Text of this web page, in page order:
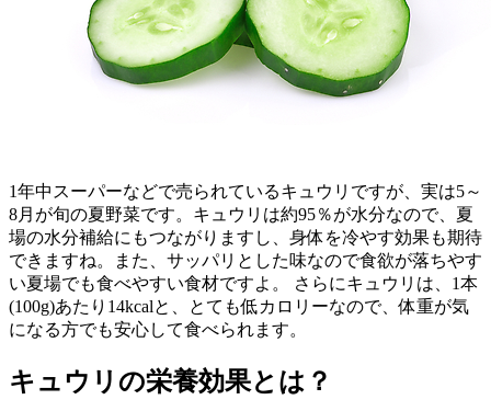
1年中スーパーなどで売られているキュウリですが、実は5～
8月が旬の夏野菜です。キュウリは約95％が水分なので、夏
場の水分補給にもつながりますし、身体を冷やす効果も期待
できますね。また、サッパリとした味なので食欲が落ちやす
い夏場でも食べやすい食材ですよ。 さらにキュウリは、1本
(100g)あたり14kcalと、とても低カロリーなので、体重が気
になる方でも安心して食べられます。
キュウリの栄養効果とは？